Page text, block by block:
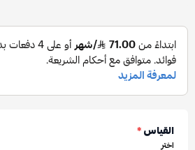
القياس*
اختر